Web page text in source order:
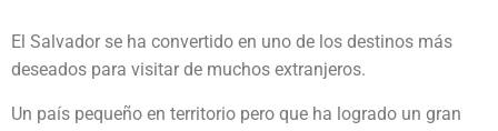
El Salvador se ha convertido en uno de los destinos más
deseados para visitar de muchos extranjeros.
Un país pequeño en territorio pero que ha logrado un gran